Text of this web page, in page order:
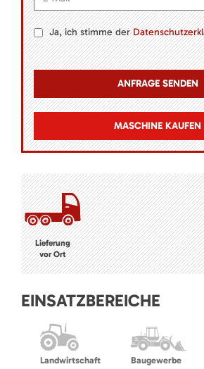
Ja, ich stimme der
MASCHINE KAUFEN
Lieferung
vor Ort
EINSATZBEREICHE
Landwirtschaft Baugewerbe